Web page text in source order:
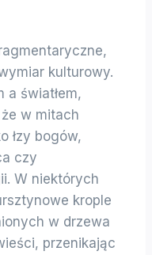
kulturowy.
a światłem,
że w mitach
łzy bogów,
czy
W niektórych
krople
w drzewa
przenikając